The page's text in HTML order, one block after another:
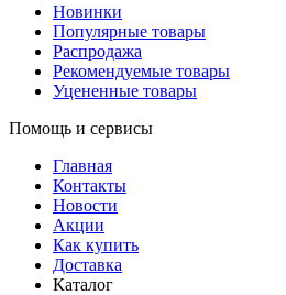
Новинки
Популярные товары
Распродажа
Рекомендуемые товары
Уцененные товары
Помощь и сервисы
Главная
Контакты
Новости
Акции
Как купить
Доставка
Каталог